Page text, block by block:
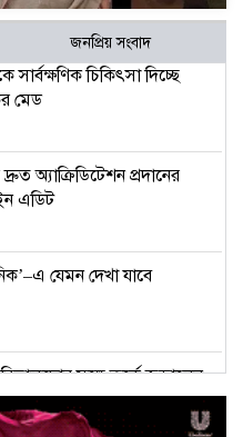
জনপ্রিয় সংবাদ
সার্বক্ষণিক চিকিৎসা দিচ্ছে
মেড
অ্যাক্রিডিটেশন প্রদানের
এডিট
যেমন দেখা যাবে
রিভালদোর সঙ্গে তর্কে জড়ালেন